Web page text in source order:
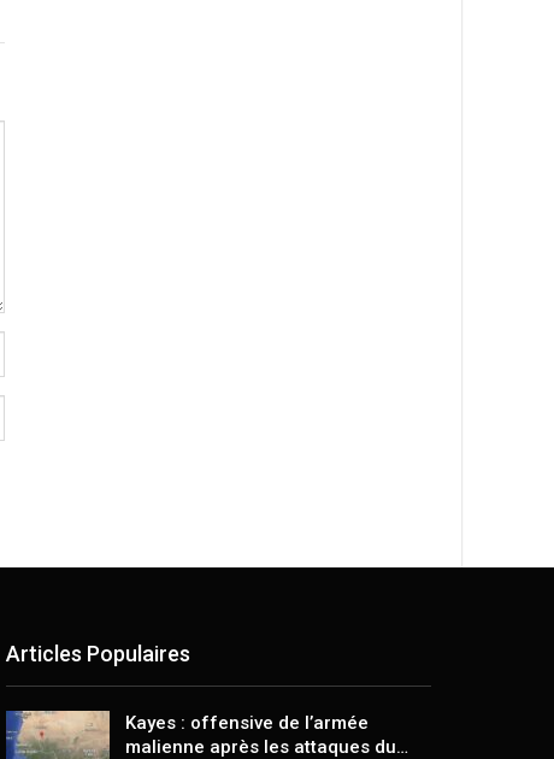
Articles Populaires
Kayes : offensive de l’armée
malienne après les attaques du…